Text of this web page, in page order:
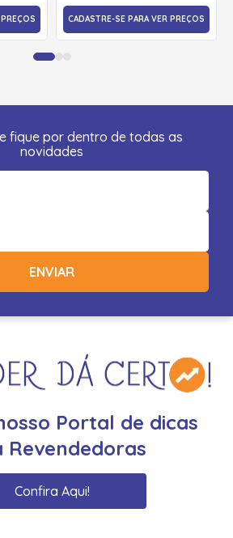
CADASTRE-SE PARA VER PREÇOS
fique por dentro de todas as
novidades
ENVIAR
Portal de dicas
Revendedoras
Confira Aqui!